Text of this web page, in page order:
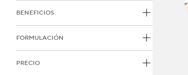
BENEFICIOS
FORMULACIÓN
PRECIO